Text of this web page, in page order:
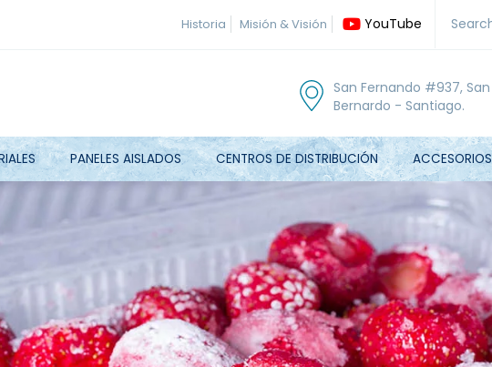
Historia Misión & Visión YouTube
San Fernando #937, San
Bernardo - Santiago.
PANELES AISLADOS CENTROS DE DISTRIBUCIÓN ACCESORIOS